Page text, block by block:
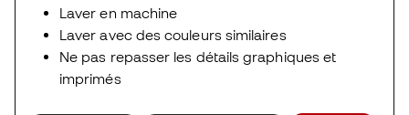
Laver en machine
Laver avec des couleurs similaires
Ne pas repasser les détails graphiques et
imprimés